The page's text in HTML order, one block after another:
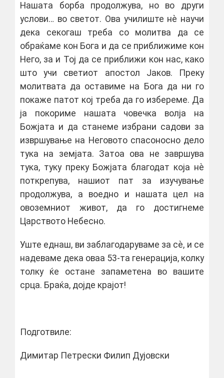
Нашата борба продолжува, но во други
услови… во светот. Ова училиште нѐ научи
дека секогаш треба со молитва да се
обраќаме кон Бога и да се приближиме кон
Него, за и Тој да се приближи кон нас, како
што учи светиот апостол Јаков. Преку
молитвата да оставиме на Бога да ни го
покаже патот кој треба да го избереме. Да
ја покориме нашата човечка волја на
Божјата и да станеме избрани садови за
извршување на Неговото спасоносно дело
тука на земјата. Затоа ова не завршува
тука, туку преку Божјата благодат која нѐ
поткрепува, нашиот пат за изучување
продолжува, а воедно и нашата цел на
овоземниот живот, да го достигнеме
Царството Небесно.
Уште еднаш, ви заблагодаруваме за сѐ, и се
надеваме дека оваа 53-та генерација, колку
толку ќе остане запаметена во вашите
срца. Браќа, дојде крајот!
Подготвиле:
Димитар Петрески Филип Дујовски